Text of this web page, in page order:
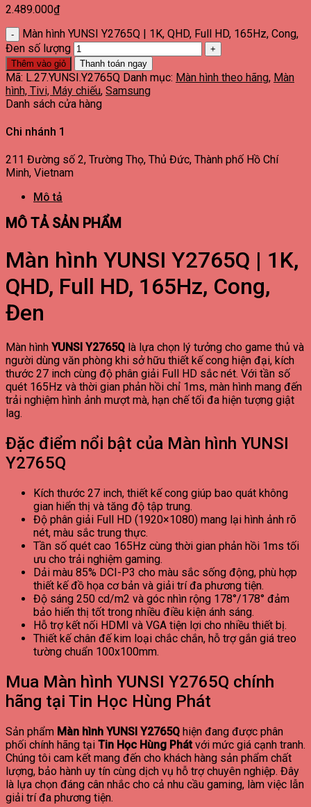
2.489.000₫
Màn hình YUNSI Y2765Q | 1K, QHD, Full HD, 165Hz, Cong,
Đen số lượng
Thêm vào giỏ Thanh toán ngay
Mã: L.27.YUNSI.Y2765Q Danh mục: Màn hình theo hãng, Màn
hình, Tivi, Máy chiếu, Samsung
Danh sách cửa hàng
Chi nhánh 1
211 Đường số 2, Trường Thọ, Thủ Đức, Thành phố Hồ Chí
Minh, Vietnam
Mô tả
MÔ TẢ SẢN PHẨM
Màn hình YUNSI Y2765Q | 1K,
QHD, Full HD, 165Hz, Cong,
Đen
Màn hình YUNSI Y2765Q là lựa chọn lý tưởng cho game thủ và
người dùng văn phòng khi sở hữu thiết kế cong hiện đại, kích
thước 27 inch cùng độ phân giải Full HD sắc nét. Với tần số
quét 165Hz và thời gian phản hồi chỉ 1ms, màn hình mang đến
trải nghiệm hình ảnh mượt mà, hạn chế tối đa hiện tượng giật
lag.
Đặc điểm nổi bật của Màn hình YUNSI
Y2765Q
Kích thước 27 inch, thiết kế cong giúp bao quát không
gian hiển thị và tăng độ tập trung.
Độ phân giải Full HD (1920×1080) mang lại hình ảnh rõ
nét, màu sắc trung thực.
Tần số quét cao 165Hz cùng thời gian phản hồi 1ms tối
ưu cho trải nghiệm gaming.
Dải màu 85% DCI-P3 cho màu sắc sống động, phù hợp
thiết kế đồ họa cơ bản và giải trí đa phương tiện.
Độ sáng 250 cd/m2 và góc nhìn rộng 178°/178° đảm
bảo hiển thị tốt trong nhiều điều kiện ánh sáng.
Hỗ trợ kết nối HDMI và VGA tiện lợi cho nhiều thiết bị.
Thiết kế chân đế kim loại chắc chắn, hỗ trợ gắn giá treo
tường chuẩn 100x100mm.
Mua Màn hình YUNSI Y2765Q chính
hãng tại Tin Học Hùng Phát
Sản phẩm Màn hình YUNSI Y2765Q hiện đang được phân
phối chính hãng tại Tin Học Hùng Phátvới mức giá cạnh tranh.
Chúng tôi cam kết mang đến cho khách hàng sản phẩm chất
lượng, bảo hành uy tín cùng dịch vụ hỗ trợ chuyên nghiệp. Đây
là lựa chọn đáng cân nhắc cho cả nhu cầu gaming, làm việc lẫn
giải trí đa phương tiện.